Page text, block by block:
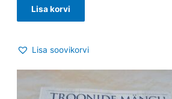
Lisa korvi
Lisa soovikorvi